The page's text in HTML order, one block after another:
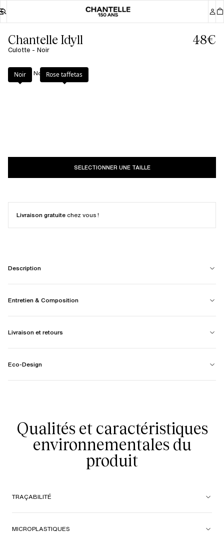
Chantelle Idyll
Culotte - Noir
48€
Couleur Noir
Noir Rose taffetas
SELECTIONNER UNE TAILLE
Livraison gratuite chez vous !
Description
Entretien & Composition
Livraison et retours
Eco-Design
Qualités et caractéristiques
environnementales du
produit
TRAÇABILITÉ
MICROPLASTIQUES